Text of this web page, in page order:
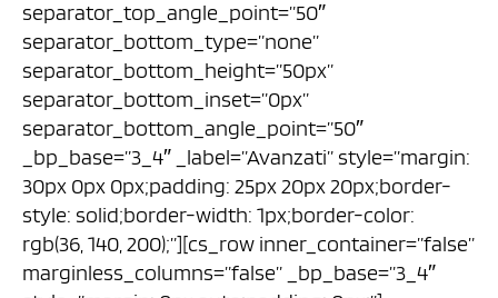
separator_top_angle_point=”50″
separator_bottom_type=”none”
separator_bottom_height=”50px”
separator_bottom_inset=”0px”
separator_bottom_angle_point=”50″
_bp_base=”3_4″ _label=”Avanzati” style=”margin:
30px 0px 0px;padding: 25px 20px 20px;border-
style: solid;border-width: 1px;border-color:
rgb(36, 140, 200);”][cs_row inner_container=”false”
marginless_columns=”false” _bp_base=”3_4″